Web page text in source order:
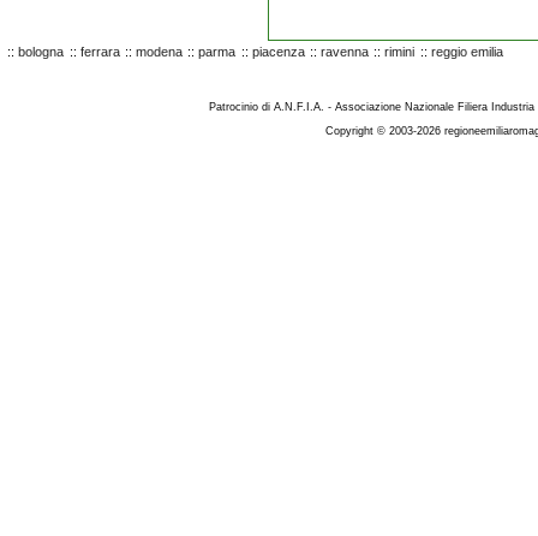
:: bologna :: ferrara :: modena :: parma :: piacenza :: ravenna :: rimini :: reggio emilia
Patrocinio di A.N.F.I.A. - Associazione Nazionale Filiera
Copyright © 2003-2026